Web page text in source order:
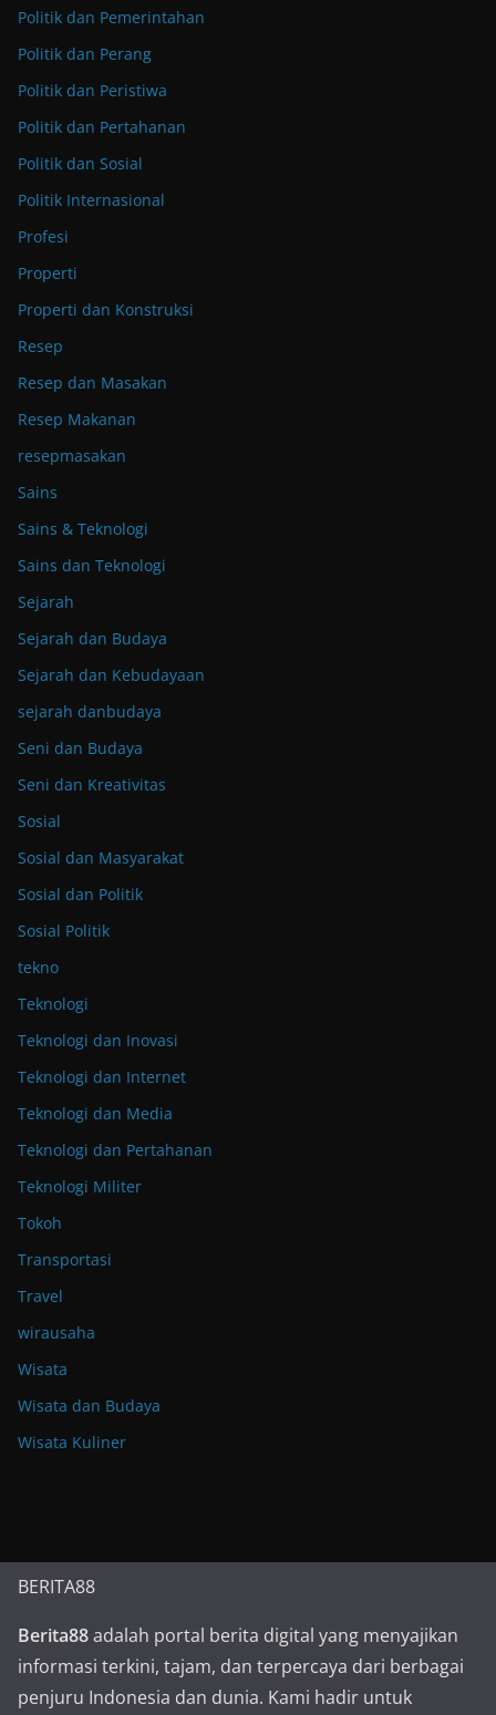
Politik dan Pemerintahan
Politik dan Perang
Politik dan Peristiwa
Politik dan Pertahanan
Politik dan Sosial
Politik Internasional
Profesi
Properti
Properti dan Konstruksi
Resep
Resep dan Masakan
Resep Makanan
resepmasakan
Sains
Sains & Teknologi
Sains dan Teknologi
Sejarah
Sejarah dan Budaya
Sejarah dan Kebudayaan
sejarah danbudaya
Seni dan Budaya
Seni dan Kreativitas
Sosial
Sosial dan Masyarakat
Sosial dan Politik
Sosial Politik
tekno
Teknologi
Teknologi dan Inovasi
Teknologi dan Internet
Teknologi dan Media
Teknologi dan Pertahanan
Teknologi Militer
Tokoh
Transportasi
Travel
wirausaha
Wisata
Wisata dan Budaya
Wisata Kuliner
BERITA88
Berita88adalah portal berita digital yang menyajikan
informasi terkini, tajam, dan terpercaya dari berbagai
penjuru Indonesia dan dunia. Kami hadir untuk